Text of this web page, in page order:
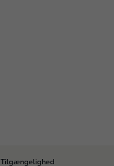
Tilgængelighed